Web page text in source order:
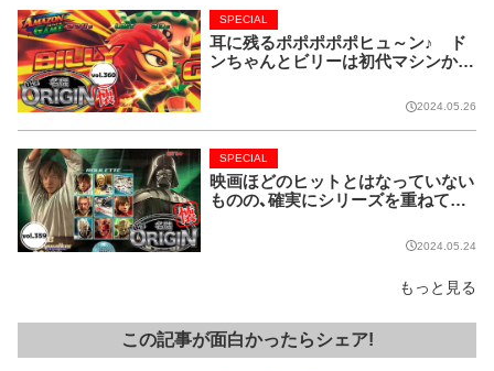
耳に残るポポポポポヒュ～ン♪ ド
ンちゃんとビリーは初代マシンから
SPECIAL
2024.05.26
映画ほどのヒットとはなっていない
ものの、確実にシリーズを重ねてい
SPECIAL
2024.05.24
もっと見る
この記事が面白かったらシェア!